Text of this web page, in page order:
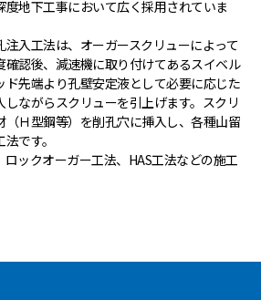
地下工事において広く採用されていま
入工法は、オーガースクリューによって
認後、減速機に取り付けてあるスイベル
ド先端より孔壁安定液として必要に応じた
ながらスクリューを引上げます。スクリ
（Ｈ型鋼等）を削孔穴に挿入し、各種山留
です。
ックオーガー工法、HAS工法などの施工